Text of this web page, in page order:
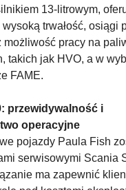
13-litrowym,
trwałość, osiągi
możliwość pracy na
takich jak HVO, a w
FAME.
przewidywalność i
operacyjne
pojazdy Paula Fish
serwisowymi Scania
ma zapewnić